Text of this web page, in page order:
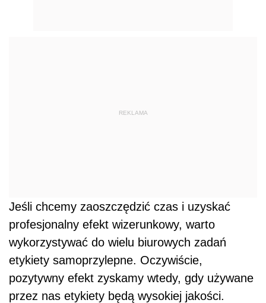
REKLAMA
Jeśli chcemy zaoszczędzić czas i uzyskać
profesjonalny efekt wizerunkowy, warto
wykorzystywać do wielu biurowych zadań
etykiety samoprzylepne. Oczywiście,
pozytywny efekt zyskamy wtedy, gdy używane
przez nas etykiety będą wysokiej jakości.